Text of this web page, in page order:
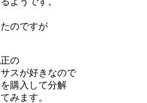
のですが
の
スが好きなので
購入して分解
みます。